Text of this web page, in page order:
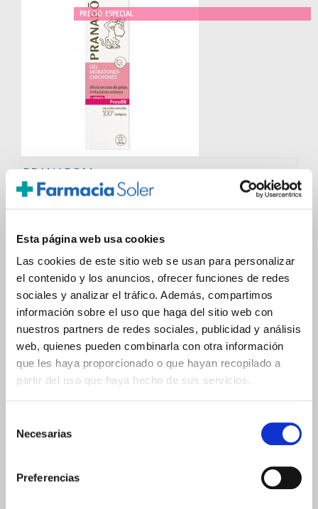
Esta página web usa cookies
Las cookies de este sitio web se usan para personalizar
el contenido y los anuncios, ofrecer funciones de redes
sociales y analizar el tráfico. Además, compartimos
información sobre el uso que haga del sitio web con
nuestros partners de redes sociales, publicidad y análisis
web, quienes pueden combinarla con otra información
que les haya proporcionado o que hayan recopilado a
partir del uso que haya hecho de sus servicios.
Necesarias
Preferencias
PRECIO ESPECIAL
PRANAROM
PranaBB Bebé Gel Moratones y Chichones BIO (15ml)
10.60€
8,85€
- + Añadir
0 Comentarios